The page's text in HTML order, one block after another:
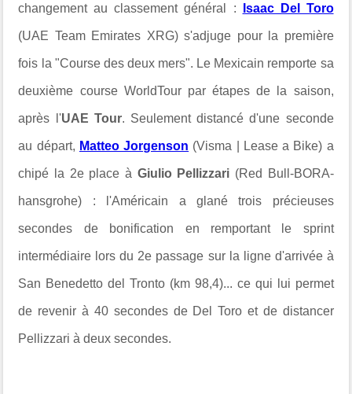
changement au classement général : Isaac Del Toro
(UAE Team Emirates XRG) s'adjuge pour la première
fois la "Course des deux mers". Le Mexicain remporte sa
deuxième course WorldTour par étapes de la saison,
après l'UAE Tour. Seulement distancé d'une seconde
au départ, Matteo Jorgenson (Visma | Lease a Bike) a
chipé la 2e place à Giulio Pellizzari (Red Bull-BORA-
hansgrohe) : l'Américain a glané trois précieuses
secondes de bonification en remportant le sprint
intermédiaire lors du 2e passage sur la ligne d'arrivée à
San Benedetto del Tronto (km 98,4)... ce qui lui permet
de revenir à 40 secondes de Del Toro et de distancer
Pellizzari à deux secondes.